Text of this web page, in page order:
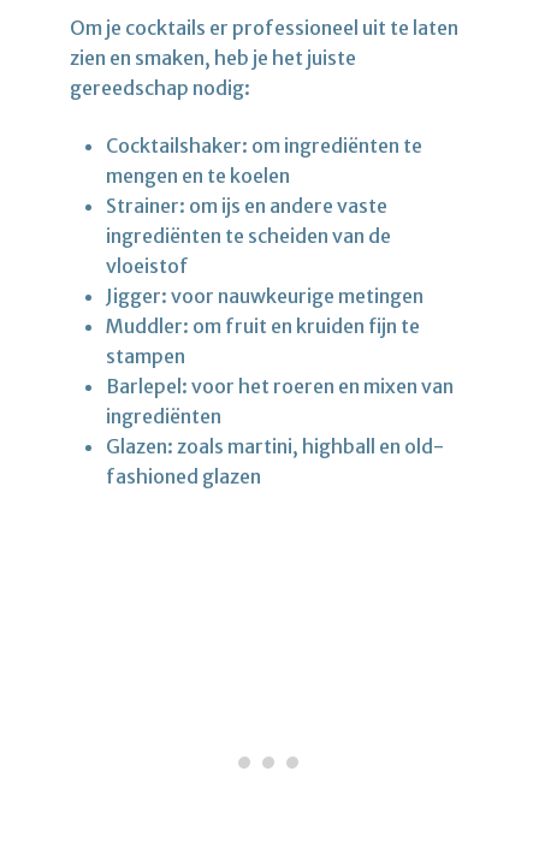
Om je cocktails er professioneel uit te laten
zien en smaken, heb je het juiste
gereedschap nodig:
Cocktailshaker: om ingrediënten te
mengen en te koelen
Strainer: om ijs en andere vaste
ingrediënten te scheiden van de
vloeistof
Jigger: voor nauwkeurige metingen
Muddler: om fruit en kruiden fijn te
stampen
Barlepel: voor het roeren en mixen van
ingrediënten
Glazen: zoals martini, highball en old-
fashioned glazen